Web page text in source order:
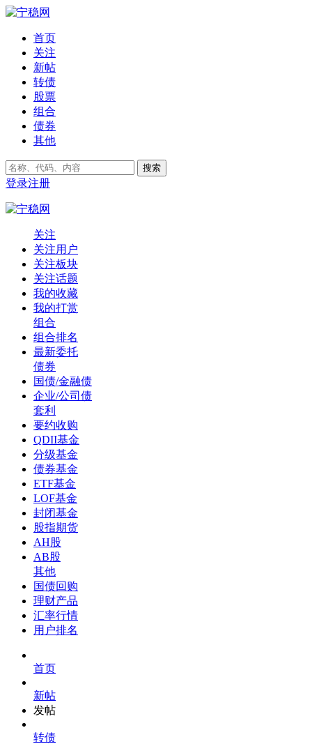
首页
关注
新帖
转债
股票
组合
债券
其他
搜索
登录注册
关注
关注用户
关注板块
关注话题
我的收藏
我的打赏
组合
组合排名
最新委托
债券
国债/金融债
企业/公司债
套利
要约收购
QDII基金
分级基金
债券基金
ETF基金
LOF基金
封闭基金
股指期货
AH股
AB股
其他
国债回购
理财产品
汇率行情
用户排名
首页
新帖
发帖
转债